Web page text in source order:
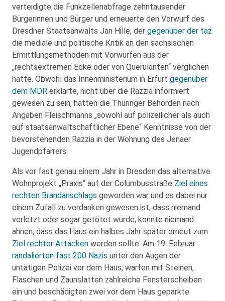
verteidigte die Funkzellenabfrage zehntausender
Bürgerinnen und Bürger und erneuerte den Vorwurf des
Dresdner Staatsanwalts Jan Hille, der gegenüber der taz
die mediale und politische Kritik an den sächsischen
Ermittlungsmethoden mit Vorwürfen aus der
„rechtsextremen Ecke oder von Querulanten“ verglichen
hatte. Obwohl das Innenministerium in Erfurt gegenüber
dem MDR erklärte, nicht über die Razzia informiert
gewesen zu sein, hatten die Thüringer Behörden nach
Angaben Fleischmanns „sowohl auf polizeilicher als auch
auf staatsanwaltschaftlicher Ebene“ Kenntnisse von der
bevorstehenden Razzia in der Wohnung des Jenaer
Jugendpfarrers.
Als vor fast genau einem Jahr in Dresden das alternative
Wohnprojekt „Praxis“ auf der Columbusstraße Ziel eines
rechten Brandanschlags geworden war und es dabei nur
einem Zufall zu verdanken gewesen ist, dass niemand
verletzt oder sogar getötet wurde, konnte niemand
ahnen, dass das Haus ein halbes Jahr später erneut zum
Ziel rechter Attacken werden sollte. Am 19. Februar
randalierten fast 200 Nazis unter den Augen der
untätigen Polizei vor dem Haus, warfen mit Steinen,
Flaschen und Zaunslatten zahlreiche Fensterscheiben
ein und beschädigten zwei vor dem Haus geparkte